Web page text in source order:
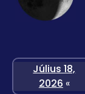
Július 18,
2026 «